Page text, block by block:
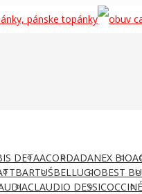
DETAACORDADANEX BIO
BARTUŚBELLUGIOBEST
CLAUDIO DESSICOCCINÉ